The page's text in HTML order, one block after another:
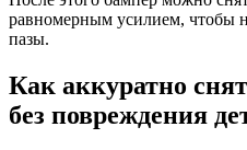
равномерным усилием, чтобы
пазы.
Как аккуратно
без повреждения